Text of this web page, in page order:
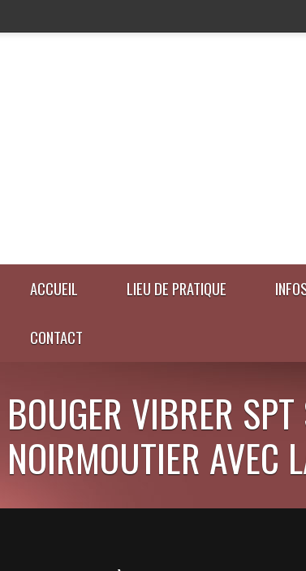
ACCUEIL LIEU DE PRATIQUE
CONTACT
BOUGER VIBRER
NOIRMOUTIER AVEC